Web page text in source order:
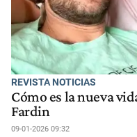
REVISTA NOTICIAS
Cómo es la nueva
Fardin
09-01-2026 09:32